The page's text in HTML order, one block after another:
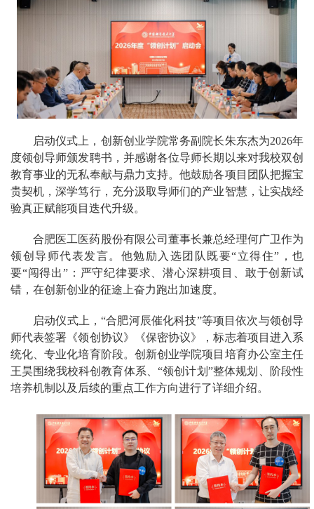
启动仪式上，创新创业学院常务副院长朱东杰为2026年
度领创导师颁发聘书，并感谢各位导师长期以来对我校双创
教育事业的无私奉献与鼎力支持。他鼓励各项目团队把握宝
贵契机，深学笃行，充分汲取导师们的产业智慧，让实战经
验真正赋能项目迭代升级。
合肥医工医药股份有限公司董事长兼总经理何广卫作为
领创导师代表发言。他勉励入选团队既要“立得住”，也
要“闯得出”：严守纪律要求、潜心深耕项目、敢于创新试
错，在创新创业的征途上奋力跑出加速度。
启动仪式上，“合肥河辰催化科技”等项目依次与领创导
师代表签署《领创协议》《保密协议》，标志着项目进入系
统化、专业化培育阶段。创新创业学院项目培育办公室主任
王昊围绕我校科创教育体系、“领创计划”整体规划、阶段性
培养机制以及后续的重点工作方向进行了详细介绍。